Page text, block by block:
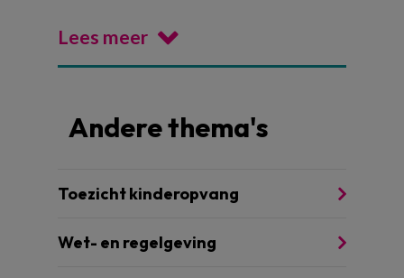
Lees meer
Andere thema's
Toezicht kinderopvang
Wet- en regelgeving